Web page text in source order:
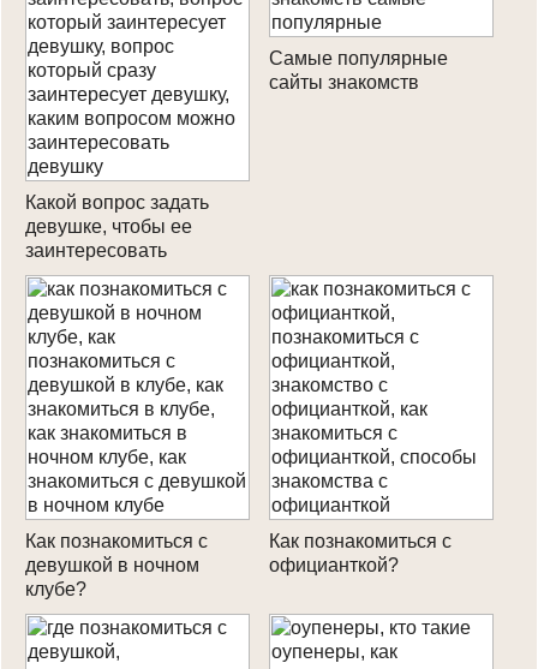
Какой вопрос задать
девушке, чтобы ее
заинтересовать
Самые популярные
сайты знакомств
Как познакомиться с
девушкой в ночном
клубе?
Как познакомиться с
официанткой?